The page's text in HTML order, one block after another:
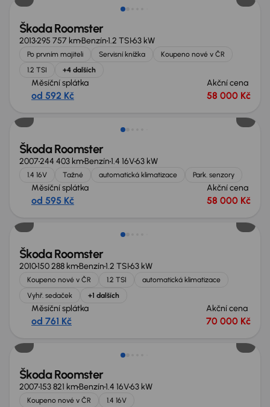
Škoda Roomster
2013295 757 kmBenzín1.2 TSI63 kW
Po prvním majiteli Servisní knížka
Koupeno nové v ČR
1.2 TSI
+4 dalších
Měsíční splátka
od 592 Kč
Akční cena
58 000 Kč
Škoda Roomster
2007244 403 kmBenzín1.4 16V63 kW
1.4 16V Tažné automatická klimatizace Park. senzory
Měsíční splátka
od 595 Kč
Akční cena
58 000 Kč
Škoda Roomster
2010150 288 kmBenzín1.2 TSI63 kW
Koupeno nové v ČR 1.2 TSI
automatická klimatizace
Vyhř. sedaček
+1 dalších
Měsíční splátka
od 761 Kč
Akční cena
70 000 Kč
Škoda Roomster
2007153 821 kmBenzín1.4 16V63 kW
Koupeno nové v ČR 1.4 16V